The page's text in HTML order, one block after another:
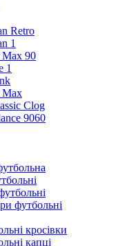
Retro
1
90
1
Clog
9060
футбольні
кросівки
капці